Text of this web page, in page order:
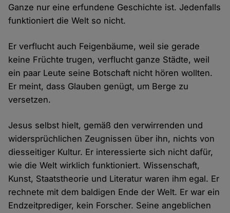
Ganze nur eine erfundene Geschichte ist. Jedenfalls
funktioniert die Welt so nicht.
Er verflucht auch Feigenbäume, weil sie gerade
keine Früchte trugen, verflucht ganze Städte, weil
ein paar Leute seine Botschaft nicht hören wollten.
Er meint, dass Glauben genügt, um Berge zu
versetzen.
Jesus selbst hielt, gemäß den verwirrenden und
widersprüchlichen Zeugnissen über ihn, nichts von
diesseitiger Kultur. Er interessierte sich nicht dafür,
wie die Welt wirklich funktioniert. Wissenschaft,
Kunst, Staatstheorie und Literatur waren ihm egal. Er
rechnete mit dem baldigen Ende der Welt. Er war ein
Endzeitprediger, kein Forscher. Seine angeblichen